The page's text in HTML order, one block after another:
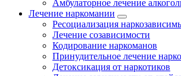
Амбулаторное лечение
Лечение наркомании
Ресоциализация
Лечение созависимости
Кодирование наркоманов
Принудительное лечение
Детоксикация от наркотиков